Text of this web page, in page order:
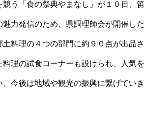
う「食の祭典やまなし」が１０日、
力発信のため、県調理師会が開催し
料理の４つの部門に約９０点が出品
理の試食コーナーも設けられ、人気
今後は地域や観光の振興に繋げてい